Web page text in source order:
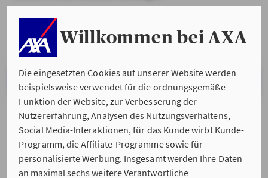
Willkommen bei AXA
Die eingesetzten Cookies auf unserer Website werden
beispielsweise verwendet für die ordnungsgemäße
Funktion der Website, zur Verbesserung der
Nutzererfahrung, Analysen des Nutzungsverhaltens,
Social Media-Interaktionen, für das Kunde wirbt Kunde-
Programm, die Affiliate-Programme sowie für
personalisierte Werbung. Insgesamt werden Ihre Daten
an maximal sechs weitere Verantwortliche
VERSTANDEN & WEITER